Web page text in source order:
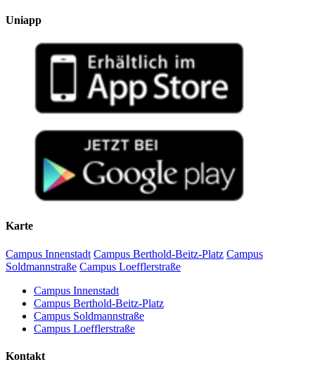
Uniapp
Karte
Campus Innenstadt Campus Berthold-Beitz-Platz Campus
Soldmannstraße Campus Loefflerstraße
Campus Innenstadt
Campus Berthold-Beitz-Platz
Campus Soldmannstraße
Campus Loefflerstraße
Kontakt